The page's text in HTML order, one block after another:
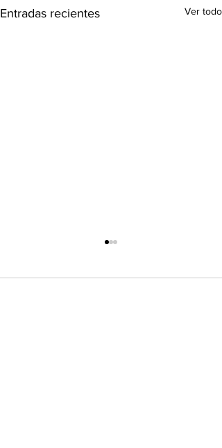
Entradas recientes Ver todo